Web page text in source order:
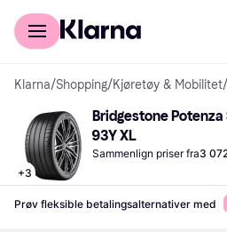
For kunder
Klarna/Shopping/Kjøretøy & Mobilitet/
+3
Bridgestone
93Y XL
Sammenlign priser fra3
Prøv fleksible betalingsalternativer med